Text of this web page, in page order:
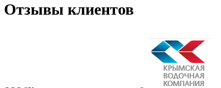
Отзывы клиентов